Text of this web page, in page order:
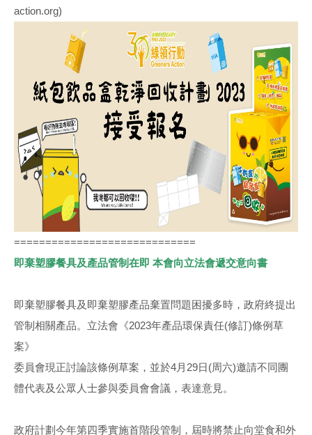
action.org)
=============================
即棄塑膠餐具及產品管制在即 本會向立法會遞交意向書
即棄塑膠餐具及即棄塑膠產品棄置問題困擾多時，政府終提出
管制相關產品。立法會《2023年產品環保責任(修訂)條例草
案》
委員會現正討論該條例草案，並於4月29日(周六)邀請不同團
體代表及公眾人士參與委員會會議，表達意見。
政府計劃今年第四季實施首階段管制，屆時將禁止向堂食和外